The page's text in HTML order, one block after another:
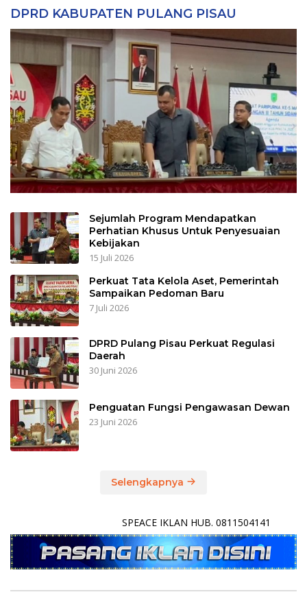
DPRD KABUPATEN PULANG PISAU
Sejumlah Program Mendapatkan
Perhatian Khusus Untuk Penyesuaian
Kebijakan
15 Juli 2026
Perkuat Tata Kelola Aset, Pemerintah
Sampaikan Pedoman Baru
7 Juli 2026
DPRD Pulang Pisau Perkuat Regulasi
Daerah
30 Juni 2026
Penguatan Fungsi Pengawasan Dewan
23 Juni 2026
Selengkapnya
SPEACE IKLAN HUB. 0811504141